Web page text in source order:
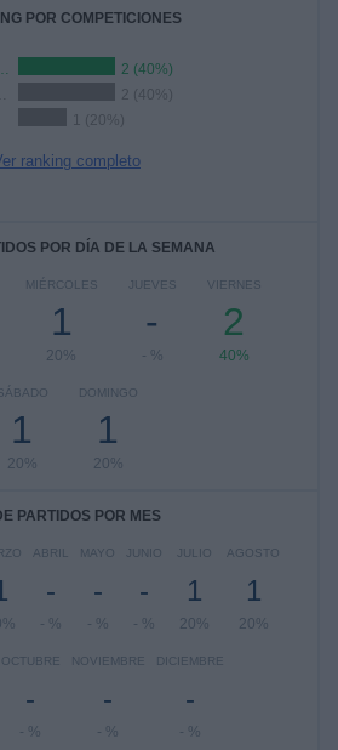
POR COMPETICIONES
2 (40%)
2 (40%)
1 (20%)
ranking completo
POR DÍA DE LA SEMANA
MIÉRCOLES
1
20%
JUEVES
-
- %
VIERNES
2
40%
1
20%
DOMINGO
1
20%
PARTIDOS POR MES
ABRIL
-
- %
MAYO
-
- %
JUNIO
-
- %
JULIO
1
20%
AGOSTO
1
20%
OCTUBRE
-
- %
NOVIEMBRE
-
- %
DICIEMBRE
-
- %